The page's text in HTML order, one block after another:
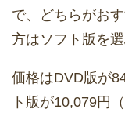
で、どちらがお
方はソフト版を
価格はDVD版が
ト版が10,079円